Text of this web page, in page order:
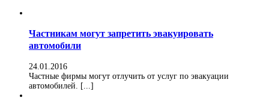
Частникам могут запретить эвакуировать
автомобили
24.01.2016
Частные фирмы могут отлучить от услуг по эвакуации
автомобилей. [...]